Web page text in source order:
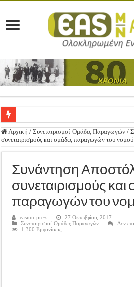
Ένωση Μεσολογγίου: Συγχαρητήρια Επιστολή
ΕΝΩΣΗ ΜΕΣΟΛΟΓΓΙΟΥ: ΕΚΛΟΓΙΚΗ ΓΕΝΙΚΗ
Δημοσιεύτηκε η Προδημοσίευση της
Ανακοίνωση: Επιστροφή ΦΠΑ
Καλά Χριστούγεννα! Καλή Χρονιά!
Tακτική Γενική Συνέλευση του Αγροτικού
Αρχική / Συνεταιρισμοί-Ομάδες Παραγωγών /
συνεταιρισμούς και ομάδες παραγωγών του νομού
Συνάντηση
συνεταιρισμούς και
παραγωγών του
easmn-press
27 Οκτωβρίου, 2017
Συνεταιρισμοί-Ομάδες Παραγωγών
Δεν
1,300 Εμφανίσεις